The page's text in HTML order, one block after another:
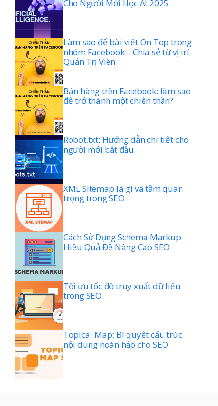
Cho Người Mới Học AI 2025
Làm sao để bài viết On Top trong
nhóm Facebook – Chia sẻ từ vị trí
Quản Trị Viên
Bán hàng trên Facebook: làm sao
để trở thành một chiến thần?
Robot.txt: Hướng dẫn chi tiết cho
người mới bắt đầu
XML Sitemap là gì và tầm quan
trọng trong SEO
Cách Sử Dụng Schema Markup
Hiệu Quả Để Nâng Cao SEO
Tối ưu tốc độ truy xuất dữ liệu
trong SEO
Topical Map: Bí quyết cấu trúc
nội dung hoàn hảo cho SEO